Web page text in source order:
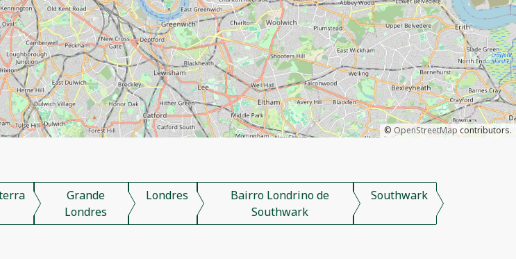
© OpenStreetMap contributors.
Grande
Londres
Londres
Bairro Londrino de
Southwark
Southwark